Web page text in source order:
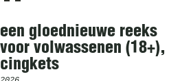
gloednieuwe reeks
volwassenen (18+),